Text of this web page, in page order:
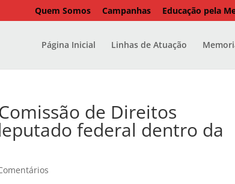
Quem Somos Campanhas Educação pela
Página Inicial Linhas de Atuação
de Direitos
federal dentro da